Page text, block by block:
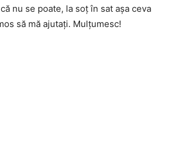
nu se poate, la soţ în sat aşa ceva
să mă ajutaţi. Mulţumesc!